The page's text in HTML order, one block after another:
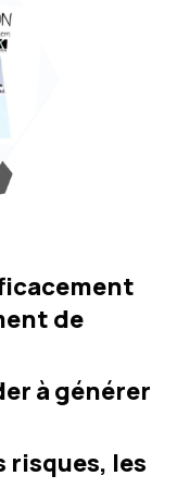
de
à générer
risques, les